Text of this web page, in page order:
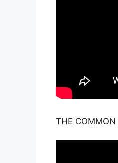
THE COMMON